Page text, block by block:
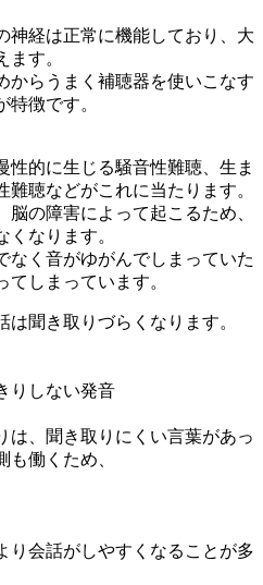
神経は正常に機能しており、大
す。
からうまく補聴器を使いこなす
特徴です。
性的に生じる騒音性難聴、生ま
聴などがこれに当たります。
の障害によって起こるため、
なります。
なく音がゆがんでしまっていた
てしまっています。
聞き取りづらくなります。
りしない発音
は、聞き取りにくい言葉があっ
働くため、
り会話がしやすくなることが多